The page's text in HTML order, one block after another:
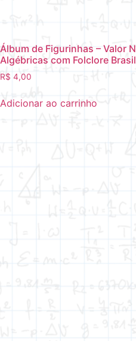
Álbum de Figurinhas – Valor
Algébricas com Folclore
R$ 4,00
Adicionar ao carrinho